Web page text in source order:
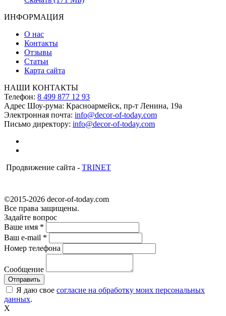
ИНФОРМАЦИЯ
О нас
Контакты
Отзывы
Статьи
Карта сайта
НАШИ КОНТАКТЫ
Телефон: 8 499 877 12 93
Адрес Шоу-рума: Красноармейск, пр-т Ленина, 19а
Электронная почта: info@decor-of-today.com
Письмо директору: info@decor-of-today.com
Продвижение сайта - TRINET
©2015-2026 decor-of-today.com
Все права защищены.
Задайте вопрос
Ваше имя *
Ваш e-mail *
Номер телефона
Сообщение
Я даю свое согласие на обработку моих персональных
данных.
X